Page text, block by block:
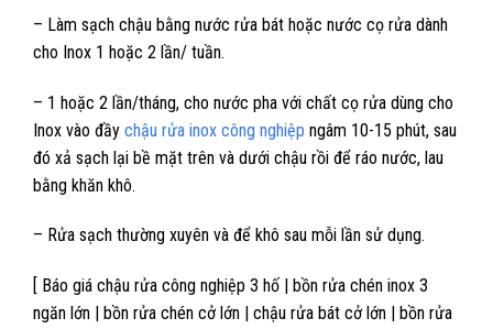
– Làm sạch chậu bằng nước rửa bát hoặc nước cọ rửa dành
cho Inox 1 hoặc 2 lần/ tuần.
– 1 hoặc 2 lần/tháng, cho nước pha với chất cọ rửa dùng cho
Inox vào đầy chậu rửa inox công nghiệp ngâm 10-15 phút, sau
đó xả sạch lại bề mặt trên và dưới chậu rồi để ráo nước, lau
bằng khăn khô.
– Rửa sạch thường xuyên và để khô sau mỗi lần sử dụng.
[ Báo giá chậu rửa công nghiệp 3 hố | bồn rửa chén inox 3
ngăn lớn | bồn rửa chén cở lớn | chậu rửa bát cở lớn | bồn rửa